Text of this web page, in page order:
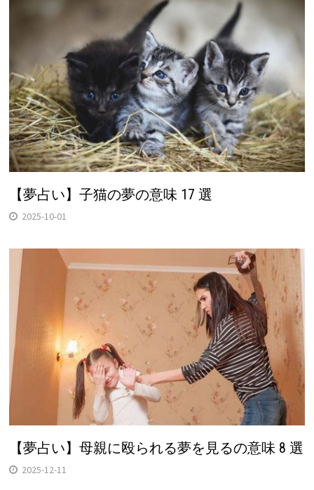
【夢占い】子猫の夢の意味 17 選
2025-10-01
【夢占い】母親に殴られる夢を見るの意味 8 選
2025-12-11